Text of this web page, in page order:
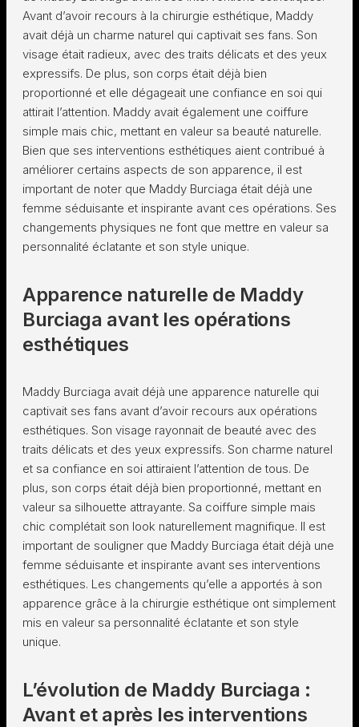
Avant d’avoir recours à la chirurgie esthétique, Maddy
avait déjà un charme naturel qui captivait ses fans. Son
visage était radieux, avec des traits délicats et des yeux
expressifs. De plus, son corps était déjà bien
proportionné et elle dégageait une confiance en soi qui
attirait l’attention. Maddy avait également une coiffure
simple mais chic, mettant en valeur sa beauté naturelle.
Bien que ses interventions esthétiques aient contribué à
améliorer certains aspects de son apparence, il est
important de noter que Maddy Burciaga était déjà une
femme séduisante et inspirante avant ces opérations. Ses
changements physiques ne font que mettre en valeur sa
personnalité éclatante et son style unique.
Apparence naturelle de Maddy
Burciaga avant les opérations
esthétiques
Maddy Burciaga avait déjà une apparence naturelle qui
captivait ses fans avant d’avoir recours aux opérations
esthétiques. Son visage rayonnait de beauté avec des
traits délicats et des yeux expressifs. Son charme naturel
et sa confiance en soi attiraient l’attention de tous. De
plus, son corps était déjà bien proportionné, mettant en
valeur sa silhouette attrayante. Sa coiffure simple mais
chic complétait son look naturellement magnifique. Il est
important de souligner que Maddy Burciaga était déjà une
femme séduisante et inspirante avant ses interventions
esthétiques. Les changements qu’elle a apportés à son
apparence grâce à la chirurgie esthétique ont simplement
mis en valeur sa personnalité éclatante et son style
unique.
L’évolution de Maddy Burciaga :
Avant et après les interventions